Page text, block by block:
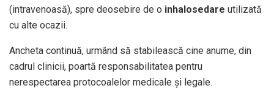
(intravenoasă), spre deosebire de o inhalosedare utilizată
cu alte ocazii.
Ancheta continuă, urmând să stabilească cine anume, din
cadrul clinicii, poartă responsabilitatea pentru
nerespectarea protocoalelor medicale și legale.